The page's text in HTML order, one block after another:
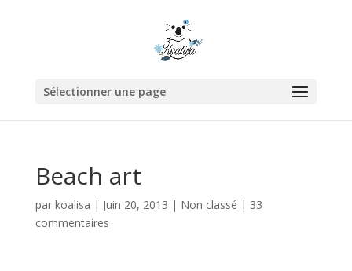
Sélectionner une page
Beach art
par koalisa | Juin 20, 2013 | Non classé | 33
commentaires